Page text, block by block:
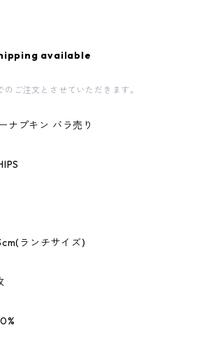
available
のご注文とさせていただきます。
ナプキン バラ売り
ランチサイズ)